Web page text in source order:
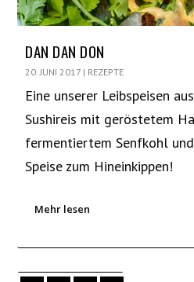
DAN DAN DON
20. JUNI 2017 | REZEPTE
Eine unserer Leibspeisen
Sushireis mit geröstetem
fermentiertem Senfkohl
Speise zum Hineinkippen!
Mehr lesen